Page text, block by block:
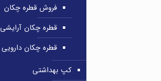
فروش قطره چکان
قطره چکان آرایشی
قطره چکان دارویی
کپ بهداشتی